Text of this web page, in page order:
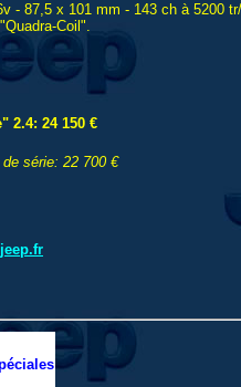
- 87,5 x 101 mm - 143 ch à 5200
Coil".
2.4: 24 150 €
série: 22 700 €